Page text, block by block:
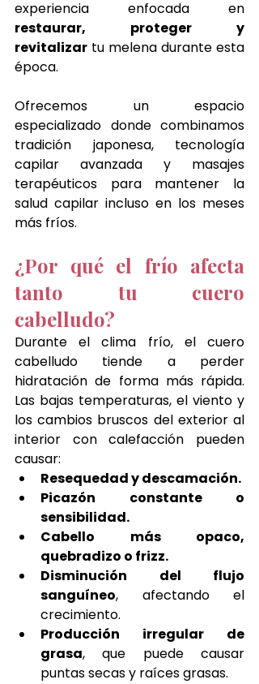
restaurar, proteger y
revitalizar tu melena durante esta
época.
Ofrecemos un espacio
especializado donde combinamos
tradición japonesa, tecnología
capilar avanzada y masajes
terapéuticos para mantener la
salud capilar incluso en los meses
más fríos.
¿Por qué el frío afecta
tanto tu cuero
cabelludo?
Durante el clima frío, el cuero
cabelludo tiende a perder
hidratación de forma más rápida.
Las bajas temperaturas, el viento y
los cambios bruscos del exterior al
interior con calefacción pueden
causar:
Resequedad y descamación.
Picazón constante o
sensibilidad.
Cabello más opaco,
quebradizo o frizz.
Disminución del flujo
sanguíneo, afectando el
crecimiento.
Producción irregular de
grasa, que puede causar
puntas secas y raíces grasas.